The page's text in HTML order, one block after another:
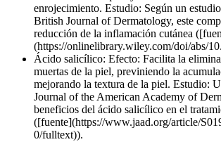
enrojecimiento. Estudio: Según un
British Journal of Dermatology, este
reducción de la inflamación cutánea
(https://onlinelibrary.wiley.com/doi/abs/
Ácido salicílico: Efecto: Facilita la
muertas de la piel, previniendo la
mejorando la textura de la piel. Estudio:
Journal of the American Academy of
beneficios del ácido salicílico en el
([fuente](https://www.jaad.org/article/
0/fulltext)).